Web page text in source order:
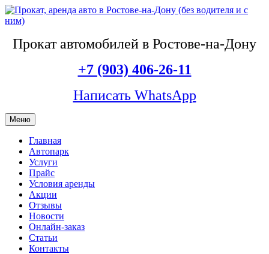
Прокат автомобилей в Ростове-на-Дону
+7 (903) 406-26-11
Написать WhatsApp
Меню
Главная
Автопарк
Услуги
Прайс
Условия аренды
Акции
Отзывы
Новости
Онлайн-заказ
Статьи
Контакты